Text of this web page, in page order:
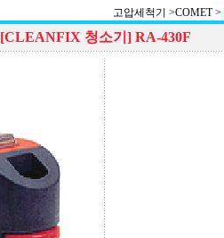
고압세척기 >COMET >
[CLEANFIX 청소기] RA-430F